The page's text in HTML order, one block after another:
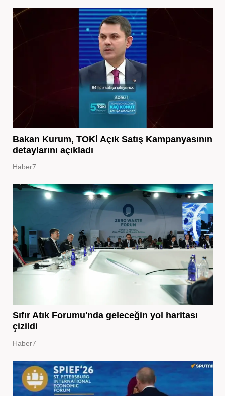
Bakan Kurum, TOKİ Açık Satış Kampanyasının
detaylarını açıkladı
Haber7
Sıfır Atık Forumu'nda geleceğin yol haritası
çizildi
Haber7